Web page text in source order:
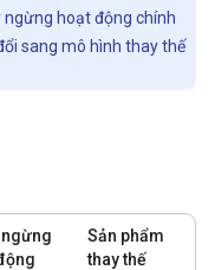
hoạt động chính
sang mô hình thay thế
ngừng
Sản phẩm
thay thế